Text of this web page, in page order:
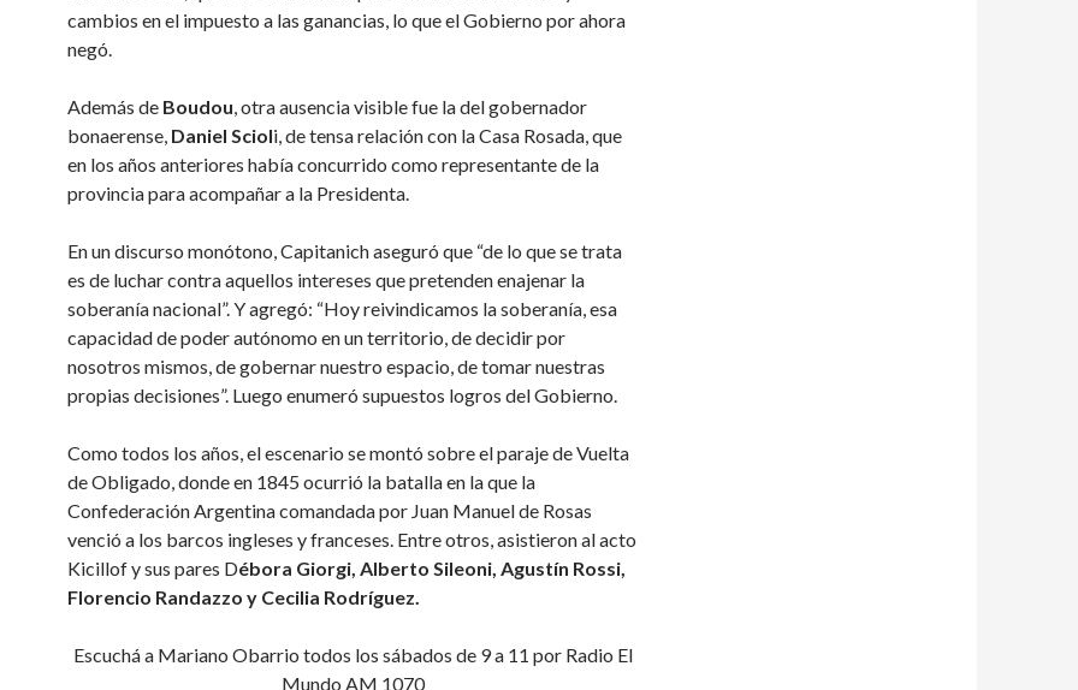
cambios en el impuesto a las ganancias, lo que el Gobierno por ahora
negó.
Además de Boudou, otra ausencia visible fue la del gobernador
bonaerense, Daniel Scioli, de tensa relación con la Casa Rosada, que
en los años anteriores había concurrido como representante de la
provincia para acompañar a la Presidenta.
En un discurso monótono, Capitanich aseguró que “de lo que se trata
es de luchar contra aquellos intereses que pretenden enajenar la
soberanía nacional”. Y agregó: “Hoy reivindicamos la soberanía, esa
capacidad de poder autónomo en un territorio, de decidir por
nosotros mismos, de gobernar nuestro espacio, de tomar nuestras
propias decisiones”. Luego enumeró supuestos logros del Gobierno.
Como todos los años, el escenario se montó sobre el paraje de Vuelta
de Obligado, donde en 1845 ocurrió la batalla en la que la
Confederación Argentina comandada por Juan Manuel de Rosas
venció a los barcos ingleses y franceses. Entre otros, asistieron al acto
Kicillof y sus pares Débora Giorgi, Alberto Sileoni, Agustín Rossi,
Florencio Randazzo y Cecilia Rodríguez.
Escuchá a Mariano Obarrio todos los sábados de 9 a 11 por Radio El
Mundo AM 1070